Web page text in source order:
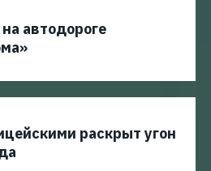
автодороге
раскрыт угон